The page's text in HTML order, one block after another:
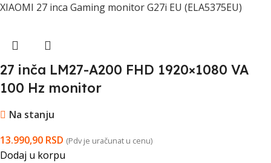
XIAOMI 27 inca Gaming monitor G27i EU (ELA5375EU)
27 inča LM27-A200 FHD 1920×1080 VA
100 Hz monitor
Na stanju
13.990,90 RSD (Pdv je uračunat u cenu)
Dodaj u korpu